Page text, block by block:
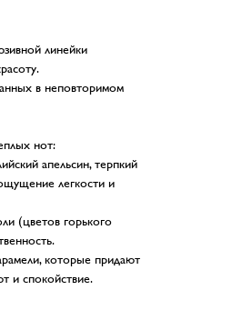
линейки
в неповторимом
нот:
апельсин, терпкий
легкости и
(цветов горького
которые придают
и спокойствие.